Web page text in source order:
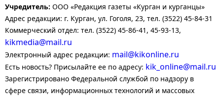
Учредитель: ООО «Редакция газеты «Курган и курганцы»
Адрес редакции: г. Курган, ул. Гоголя, 23, тел. (3522) 45-84-31
Коммерческий отдел: тел. (3522) 45-86-41, 45-93-13,
kikmedia@mail.ru
Электронный адрес редакции: mail@kikonline.ru
Есть новость? Присылайте ее по адресу: kik_online@mail.ru
Зарегистрировано Федеральной службой по надзору в
сфере связи, информационных технологий и массовых